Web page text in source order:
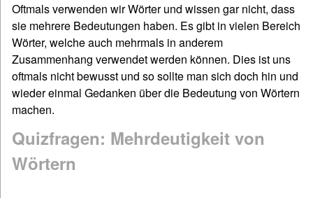
Impressum / Kontakt
Links und Rechts
Sitemap
Startseite
©www.quizfragen4kids.de
Oftmals verwenden wir Wörter und wissen gar nicht, dass
sie mehrere Bedeutungen haben. Es gibt in vielen Bereich
Wörter, welche auch mehrmals in anderem
Zusammenhang verwendet werden können. Dies ist uns
oftmals nicht bewusst und so sollte man sich doch hin und
wieder einmal Gedanken über die Bedeutung von Wörtern
machen.
Quizfragen: Mehrdeutigkeit von
Wörtern